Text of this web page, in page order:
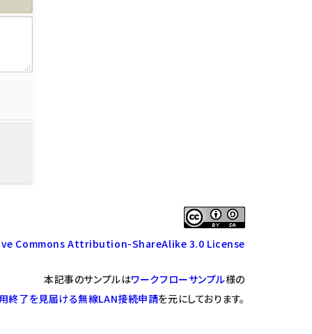
Commons Attribution-ShareAlike 3.0 License
本記事のサンプルはワークフローサンプル様の
終了を見届ける無線LAN接続申請を元にしております。